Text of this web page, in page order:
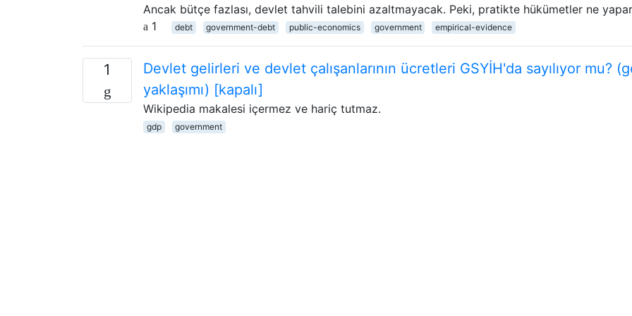
Ancak bütçe fazlası, devlet tahvili talebini azaltmayacak. Peki, pratikte hükümetler ne
1
debt government-debt public-economics government empirical-evidence
1
Devlet gelirleri ve devlet çalışanlarının ücretleri GSYİH'da sayılıyor mu?
yaklaşımı) [kapalı]
Wikipedia makalesi içermez ve hariç tutmaz.
gdp government